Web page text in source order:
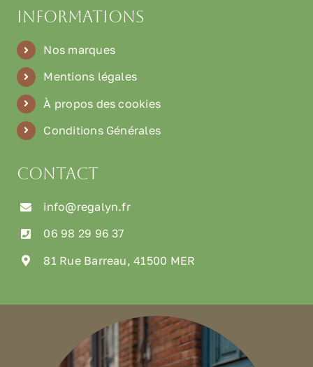
Informations
Nos marques
Mentions légales
À propos des cookies
Conditions Générales
Contact
info@regalyn.fr
06 98 29 96 37
81 Rue Barreau, 41500 MER